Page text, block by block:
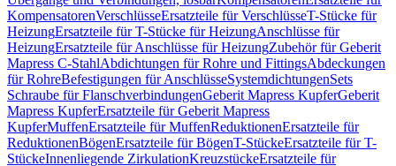
KompensatorenVerschlüsseErsatzteile für VerschlüsseT-Stücke für
HeizungErsatzteile für T-Stücke für HeizungAnschlüsse für
HeizungErsatzteile für Anschlüsse für HeizungZubehör für Geberit
Mapress C-StahlAbdichtungen für Rohre und FittingsAbdeckungen
für RohreBefestigungen für AnschlüsseSystemdichtungenSets
Schraube für FlanschverbindungenGeberit Mapress KupferGeberit
Mapress KupferErsatzteile für Geberit Mapress
KupferMuffenErsatzteile für MuffenReduktionenErsatzteile für
ReduktionenBögenErsatzteile für BögenT-StückeErsatzteile für T-
StückeInnenliegende ZirkulationKreuzstückeErsatzteile für